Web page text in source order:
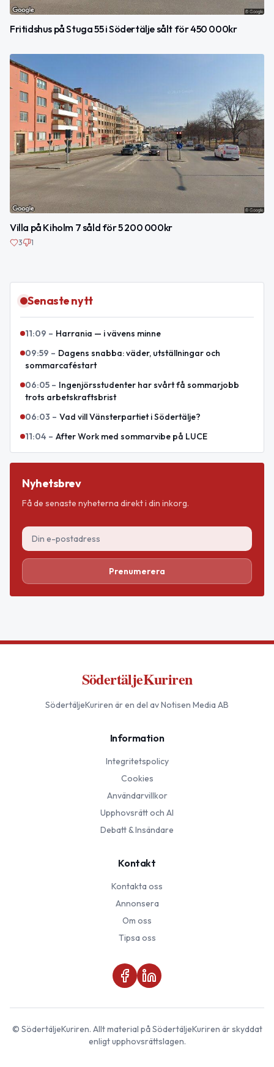
Fritidshus på Stuga 55 i Södertälje sålt för 450 000kr
Villa på Kiholm 7 såld för 5 200 000kr
3 1
Senaste nytt
11:09 – Harrania — i vävens minne
09:59 – Dagens snabba: väder, utställningar och
sommarcaféstart
06:05 – Ingenjörsstudenter har svårt få sommarjobb
trots arbetskraftsbrist
06:03 – Vad vill Vänsterpartiet i Södertälje?
11:04 – After Work med sommarvibe på LUCE
Nyhetsbrev
Få de senaste nyheterna direkt i din inkorg.
Prenumerera
SödertäljeKuriren
SödertäljeKuriren är en del av Notisen Media AB
Information
Integritetspolicy
Cookies
Användarvillkor
Upphovsrätt och AI
Debatt & Insändare
Kontakt
Kontakta oss
Annonsera
Om oss
Tipsa oss
© SödertäljeKuriren. Allt material påSödertäljeKuriren är skyddat
enligt upphovsrättslagen.